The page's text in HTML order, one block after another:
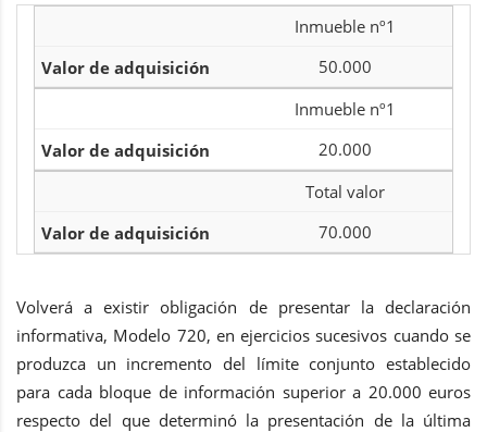
Inmueble nº1
50.000
Inmueble nº1
20.000
Total valor
70.000
Volverá a existir obligación de presentar la declaración
informativa, Modelo 720, en ejercicios sucesivos cuando se
produzca un incremento del límite conjunto establecido
para cada bloque de información superior a 20.000 euros
respecto del que determinó la presentación de la última